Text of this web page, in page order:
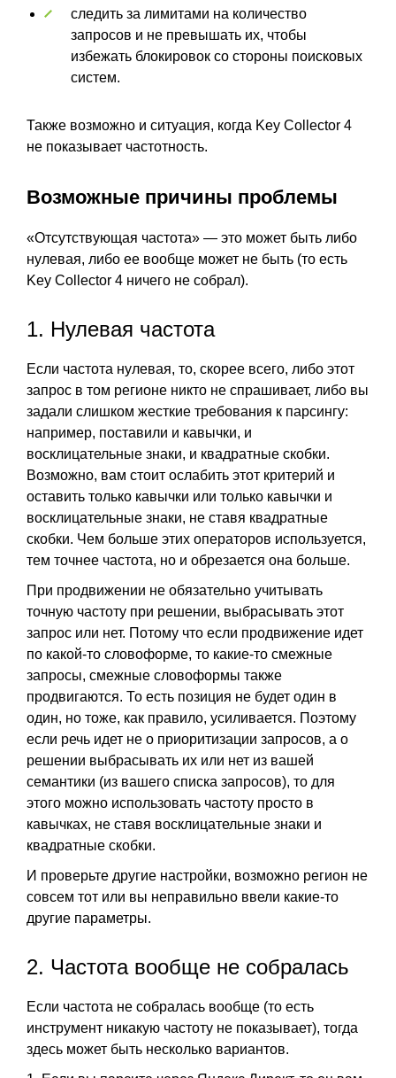
следить за лимитами на количество
запросов и не превышать их, чтобы
избежать блокировок со стороны поисковых
систем.
Также возможно и ситуация, когда Key Collector 4
не показывает частотность.
Возможные причины проблемы
«Отсутствующая частота» — это может быть либо
нулевая, либо ее вообще может не быть (то есть
Key Collector 4 ничего не собрал).
1. Нулевая частота
Если частота нулевая, то, скорее всего, либо этот
запрос в том регионе никто не спрашивает, либо вы
задали слишком жесткие требования к парсингу:
например, поставили и кавычки, и
восклицательные знаки, и квадратные скобки.
Возможно, вам стоит ослабить этот критерий и
оставить только кавычки или только кавычки и
восклицательные знаки, не ставя квадратные
скобки. Чем больше этих операторов используется,
тем точнее частота, но и обрезается она больше.
При продвижении не обязательно учитывать
точную частоту при решении, выбрасывать этот
запрос или нет. Потому что если продвижение идет
по какой-то словоформе, то какие-то смежные
запросы, смежные словоформы также
продвигаются. То есть позиция не будет один в
один, но тоже, как правило, усиливается. Поэтому
если речь идет не о приоритизации запросов, а о
решении выбрасывать их или нет из вашей
семантики (из вашего списка запросов), то для
этого можно использовать частоту просто в
кавычках, не ставя восклицательные знаки и
квадратные скобки.
И проверьте другие настройки, возможно регион не
совсем тот или вы неправильно ввели какие-то
другие параметры.
2. Частота вообще не собралась
Если частота не собралась вообще (то есть
инструмент никакую частоту не показывает), тогда
здесь может быть несколько вариантов.